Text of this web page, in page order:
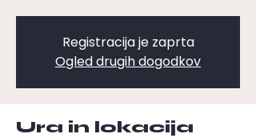
Registracija je zaprta
Ogled drugih dogodkov
Ura in lokacija